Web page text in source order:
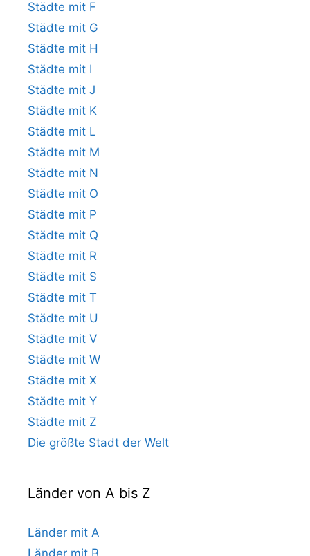
Städte mit F
Städte mit G
Städte mit H
Städte mit I
Städte mit J
Städte mit K
Städte mit L
Städte mit M
Städte mit N
Städte mit O
Städte mit P
Städte mit Q
Städte mit R
Städte mit S
Städte mit T
Städte mit U
Städte mit V
Städte mit W
Städte mit X
Städte mit Y
Städte mit Z
Die größte Stadt der Welt
Länder von A bis Z
Länder mit A
Länder mit B